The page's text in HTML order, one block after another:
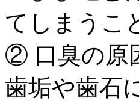
てしまうこ
② 口臭の原
歯垢や歯石